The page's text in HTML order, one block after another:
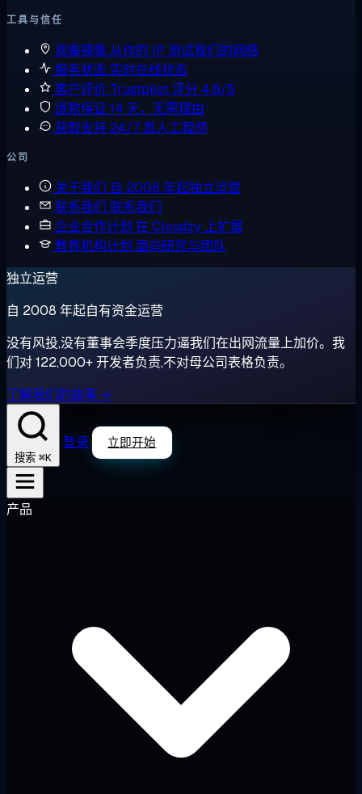
工具与信任
观看镜像 从你的 IP 测试我们的网络
服务状态 实时在线状态
客户评价 Trustpilot 评分 4.6/5
退款保证 14 天，无需理由
获取支持 24/7 真人工程师
公司
关于我们 自 2008 年起独立运营
联系我们 联系我们
企业合作计划 在 Cloudzy 上扩展
教育机构计划 面向研究与团队
独立运营
自 2008 年起自有资金运营
没有风投,没有董事会季度压力逼我们在出网流量上加价。我
们对 122,000+ 开发者负责,不对母公司表格负责。
了解我们的故事 →
搜索 ⌘K
登录 立即开始
产品